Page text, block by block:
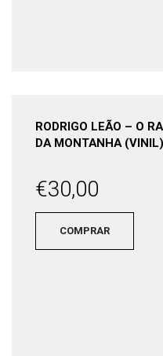
RODRIGO LEÃO – O
DA MONTANHA (VINIL)
€30,00
COMPRAR